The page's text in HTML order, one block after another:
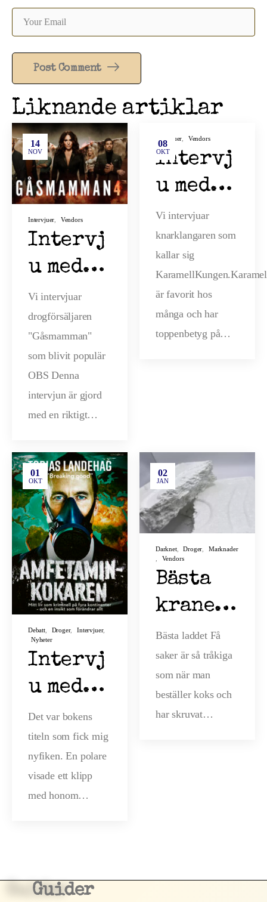
Post Comment
Liknande artiklar
14
NOV
Intervjuer Vendors
Intervj
u med
Gåsmamm
an
Vi intervjuar
drogförsäljaren
"Gåsmamman"
som blivit populär
OBS Denna
intervjun är gjord
med en riktigt…
08
OKT
Intervjuer Vendors
Intervj
u med
Karamel
l
Kungen
Vi intervjuar
knarklangaren som
kallar sig
är favorit hos
många och har
toppenbetyg på…
01
OKT
Debatt, Droger, Intervjuer,
Nyheter
Intervj
u med
Amfetam
inkokar
n
Tobias
Det var bokens
titeln som fick mig
nyfiken. En polare
visade ett klipp
med honom…
02
JAN
Darknet, Droger
Marknader
Vendors
Bästa
kranen
för
kokain
Bästa laddet Få
saker är så tråkiga
som när man
beställer koks och
har skruvat…
Guider